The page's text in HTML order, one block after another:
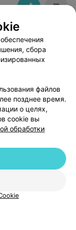
сбора
файлов
позднее время.
о целях,
cookie вы
обработки